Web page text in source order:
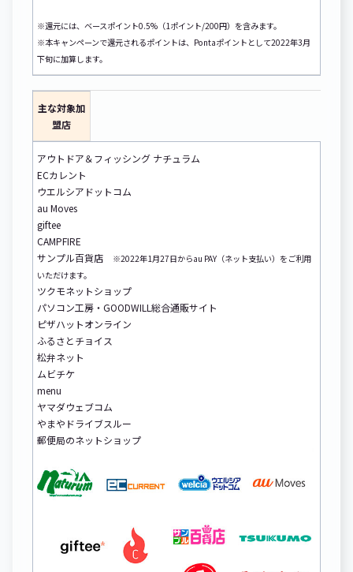
※還元には、ベースポイント0.5%（1ポイント/200円）を含みます。
※本キャンペーンで還元されるポイントは、Pontaポイントとして2022年3月
下旬に加算します。
主な対象加
盟店
アウトドア＆フィッシング ナチュラム
ECカレント
ウエルシアドットコム
au Moves
giftee
CAMPFIRE
サンプル百貨店
※2022年1月27日からau PAY（ネット支払い）をご利用
いただけます。
ツクモネットショップ
パソコン工房・GOODWILL総合通販サイト
ピザハットオンライン
ふるさとチョイス
松弁ネット
ムビチケ
menu
ヤマダウェブコム
やまやドライブスルー
郵便局のネットショップ